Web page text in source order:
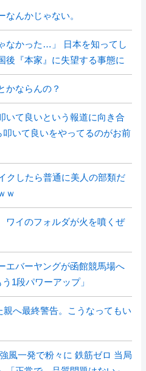
んかじゃない。
なかった…」 日本を知ってし
後『本家』に失望する事態に
かならんの？
いて良いという報道に向き合
いて良いをやってるのがお前
クしたら普通に美人の部類だ
ｗ
ワイのフォルダが火を噴くぜ
エバーヤングが函館競馬場へ
1段パワーアップ」
親へ最終警告。こうなってもい
風一発で粉々に 鉄筋ゼロ 当局